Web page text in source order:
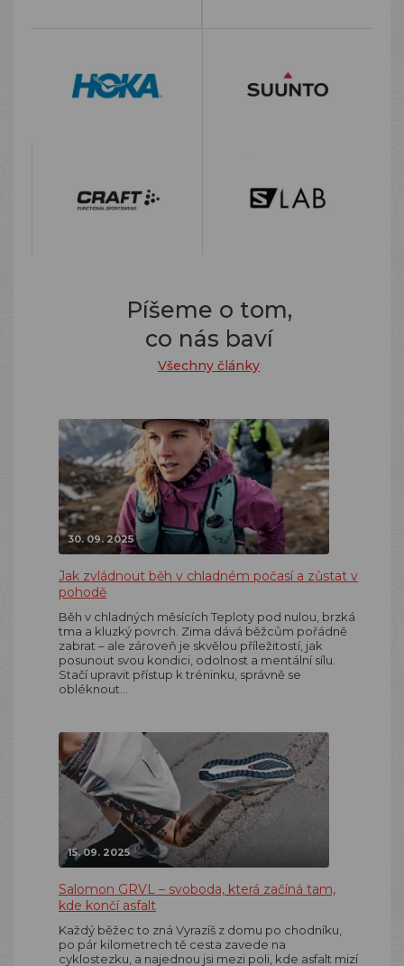
Píšeme o tom,
co nás baví
Všechny články
30. 09. 2025
Jak zvládnout běh v chladném počasí a zůstat v
pohodě
Běh v chladných měsících Teploty pod nulou, brzká
tma a kluzký povrch. Zima dává běžcům pořádně
zabrat – ale zároveň je skvělou příležitostí, jak
posunout svou kondici, odolnost a mentální sílu.
Stačí upravit přístup k tréninku, správně se
obléknout…
15. 09. 2025
Salomon GRVL – svoboda, která začíná tam,
kde končí asfalt
Každý běžec to zná Vyrazíš z domu po chodníku,
po pár kilometrech tě cesta zavede na
cyklostezku, a najednou jsi mezi poli, kde asfalt mizí